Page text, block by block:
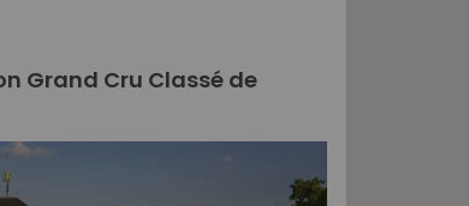
Grand Cru Classé de